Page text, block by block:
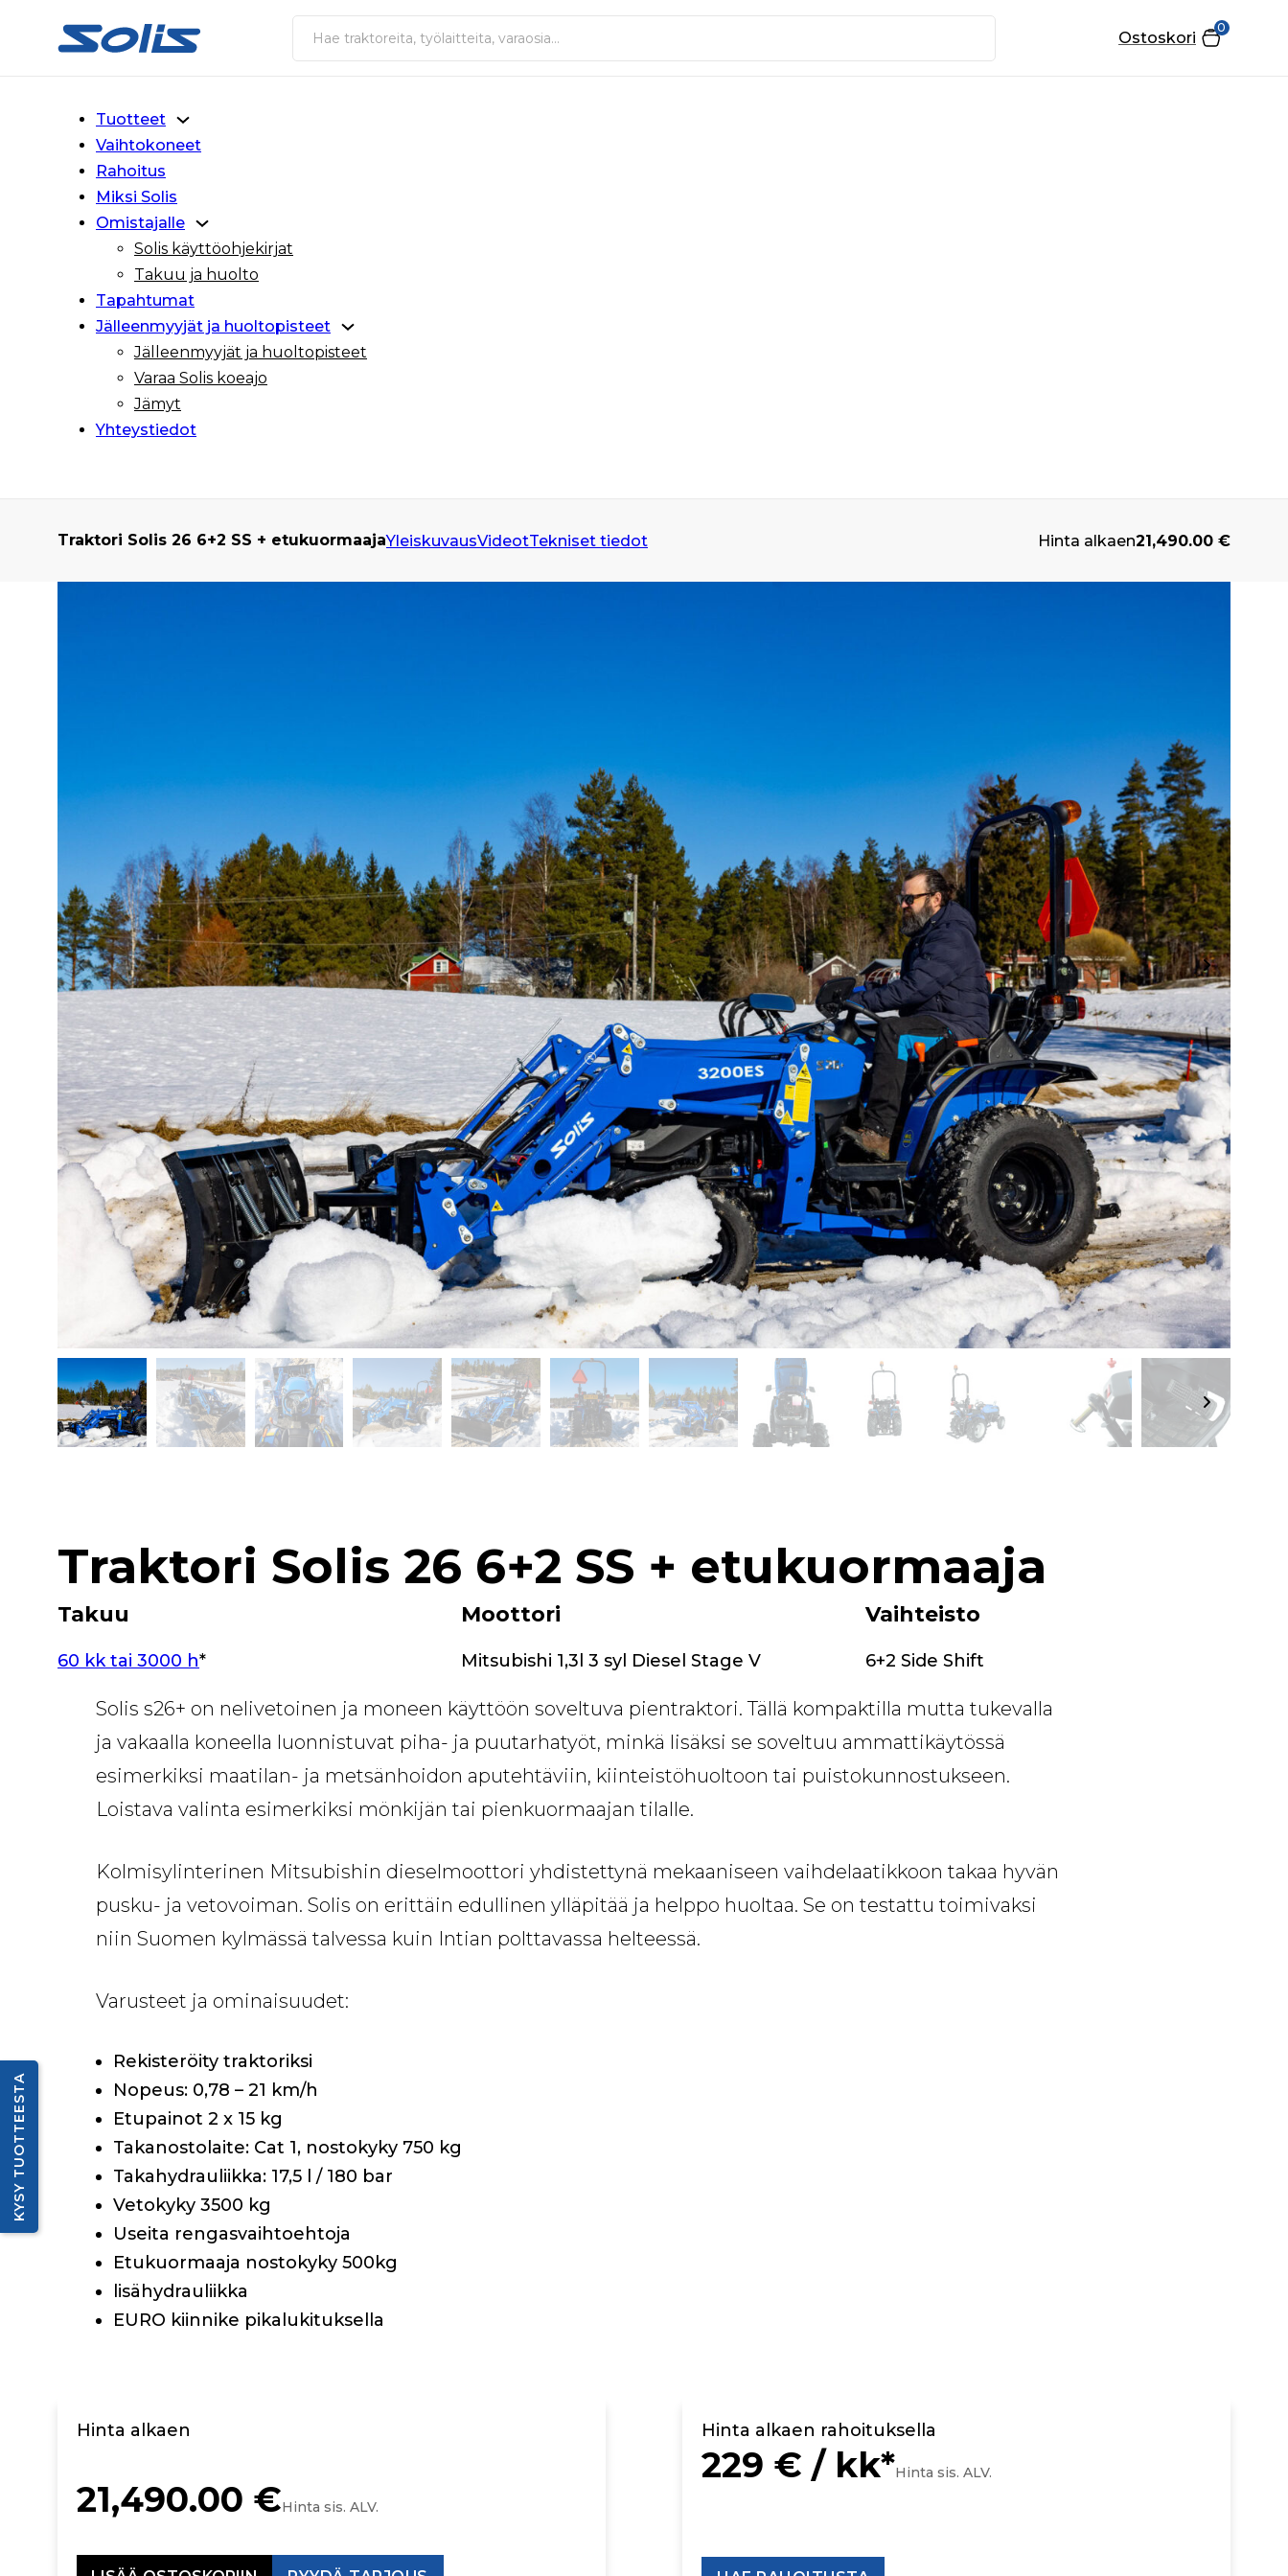
Siirry pääsisältöön
Siirry alatunnisteeseen
Haku
0
Ostoskori
Tuotteet
Vaihtokoneet
Rahoitus
Miksi Solis
Omistajalle
Solis käyttöohjekirjat
Takuu ja huolto
Tapahtumat
Jälleenmyyjät ja huoltopisteet
Jälleenmyyjät ja huoltopisteet
Varaa Solis koeajo
Jämyt
Yhteystiedot
Traktori Solis 26 6+2 SS + etukuormaajaYleiskuvausVideotTekniset tiedot Hinta alkaen21,490.00 €
Traktori Solis 26 6+2 SS + etukuormaaja
Takuu
60 kk tai 3000 h*
Moottori
Mitsubishi 1,3l 3 syl Diesel Stage V
Vaihteisto
6+2 Side Shift
Solis s26+ on nelivetoinen ja moneen käyttöön soveltuva pientraktori. Tällä kompaktilla mutta tukevalla
ja vakaalla koneella luonnistuvat piha- ja puutarhatyöt, minkä lisäksi se soveltuu ammattikäytössä
esimerkiksi maatilan- ja metsänhoidon aputehtäviin, kiinteistöhuoltoon tai puistokunnostukseen.
Loistava valinta esimerkiksi mönkijän tai pienkuormaajan tilalle.
Kolmisylinterinen Mitsubishin dieselmoottori yhdistettynä mekaaniseen vaihdelaatikkoon takaa hyvän
pusku- ja vetovoiman. Solis on erittäin edullinen ylläpitää ja helppo huoltaa. Se on testattu toimivaksi
niin Suomen kylmässä talvessa kuin Intian polttavassa helteessä.
Varusteet ja ominaisuudet:
Rekisteröity traktoriksi
Nopeus: 0,78 – 21 km/h
Etupainot 2 x 15 kg
Takanostolaite: Cat 1, nostokyky 750 kg
Takahydrauliikka: 17,5 l / 180 bar
Vetokyky 3500 kg
Useita rengasvaihtoehtoja
Etukuormaaja nostokyky 500kg
lisähydrauliikka
EURO kiinnike pikalukituksella
Hinta alkaen
21,490.00 €Hinta sis. ALV.
Hinta alkaen rahoituksella
229 € / kk*Hinta sis. ALV.
KYSY TUOTTEESTA